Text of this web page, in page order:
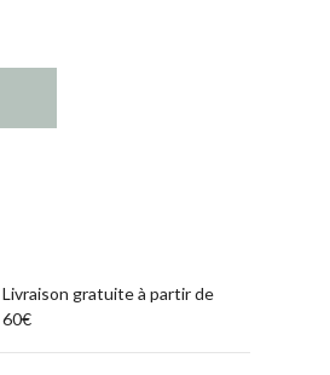
Livraison gratuite à partir de
60€